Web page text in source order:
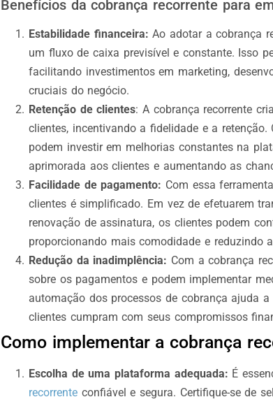
Benefícios da cobrança recorrente para
Estabilidade financeira: Ao adotar a cobrança
um fluxo de caixa previsível e constante. Isso
facilitando investimentos em marketing,
cruciais do negócio.
Retenção de clientes: A cobrança recorrente
clientes, incentivando a fidelidade e a
podem investir em melhorias constantes na
aprimorada aos clientes e aumentando as
Facilidade de pagamento: Com essa
clientes é simplificado. Em vez de efetuarem
renovação de assinatura, os clientes podem
proporcionando mais comodidade e reduzindo
Redução da inadimplência: Com a cobrança
sobre os pagamentos e podem implementar
automação dos processos de cobrança ajuda
clientes cumpram com seus compromissos
Como implementar a cobrança
Escolha de uma plataforma adequada: É
recorrente confiável e segura. Certifique-se de